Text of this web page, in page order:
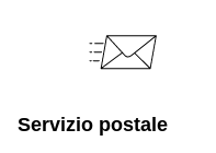
Servizio postale